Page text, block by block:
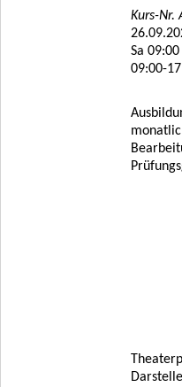
Kurs-Nr.
Sa
09:00-